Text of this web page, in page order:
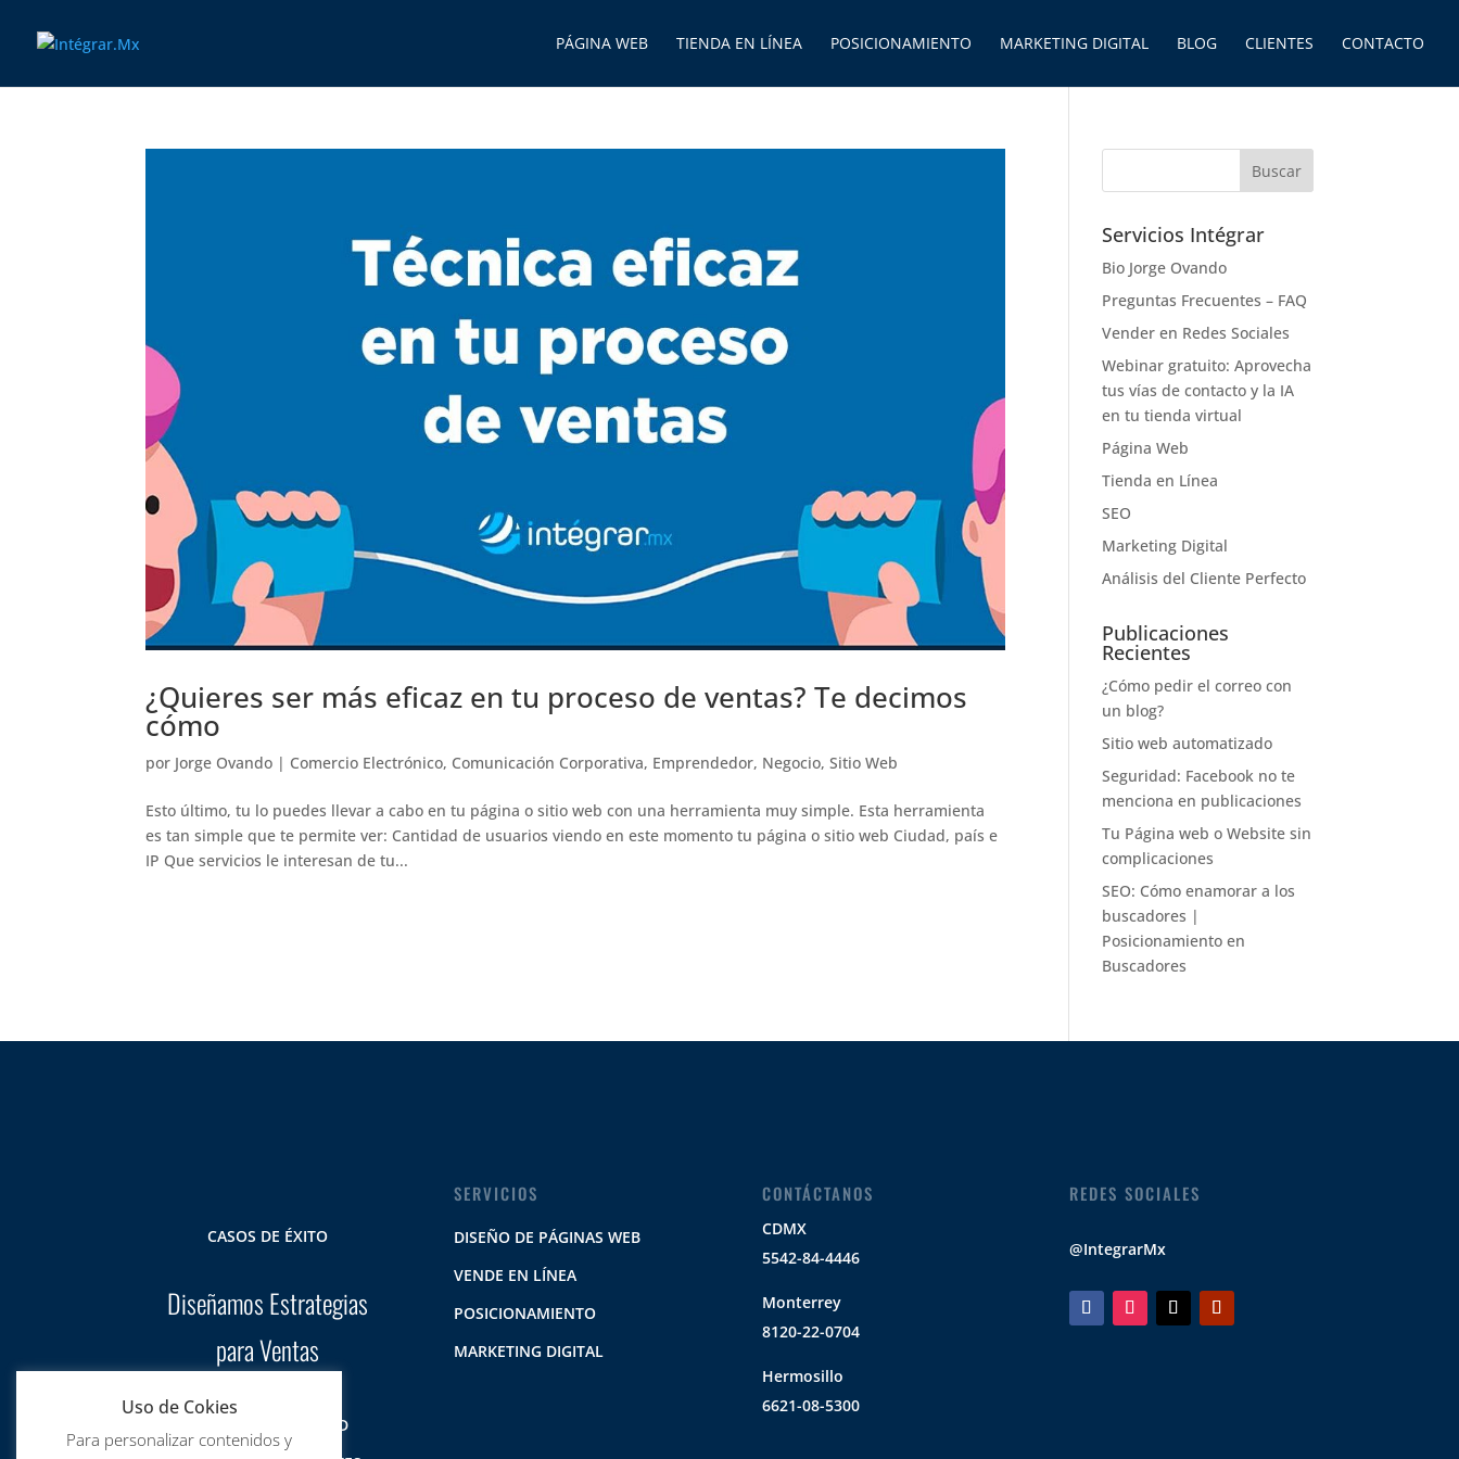
PÁGINA WEB TIENDA EN LÍNEA POSICIONAMIENTO MARKETING DIGITAL BLOG CLIENTES CONTACTO
¿Quieres ser más eficaz en tu proceso de ventas? Te decimos
cómo
por Jorge Ovando | Comercio Electrónico, Comunicación Corporativa, Emprendedor, Negocio,Sitio Web
Esto último, tu lo puedes llevar a cabo en tu página o sitio web con una herramienta muy simple. Esta herramienta
es tan simple que te permite ver: Cantidad de usuarios viendo en este momento tu página o sitio web Ciudad, país e
IP Que servicios le interesan de tu...
Servicios Intégrar
Bio Jorge Ovando
Preguntas Frecuentes – FAQ
Vender en Redes Sociales
Webinar gratuito: Aprovecha
tus vías de contacto y la IA
en tu tienda virtual
Página Web
Tienda en Línea
SEO
Marketing Digital
Análisis del Cliente Perfecto
Publicaciones
Recientes
¿Cómo pedir el correo con
un blog?
Sitio web automatizado
Seguridad: Facebook no te
menciona en publicaciones
Tu Página web o Website sin
complicaciones
SEO: Cómo enamorar a los
buscadores |
Posicionamiento en
Buscadores
CASOS DE ÉXITO
Diseñamos Estrategias
para Ventas
AVISO DE PRIVACIDAD
SERVICIOS
DISEÑO DE PÁGINAS WEB
VENDE EN LÍNEA
POSICIONAMIENTO
MARKETING DIGITAL
CONTÁCTANOS
CDMX
5542-84-4446
Monterrey
8120-22-0704
Hermosillo
6621-08-5300
REDES SOCIALES
@IntegrarMx
Uso de Cokies
Para personalizar contenidos y